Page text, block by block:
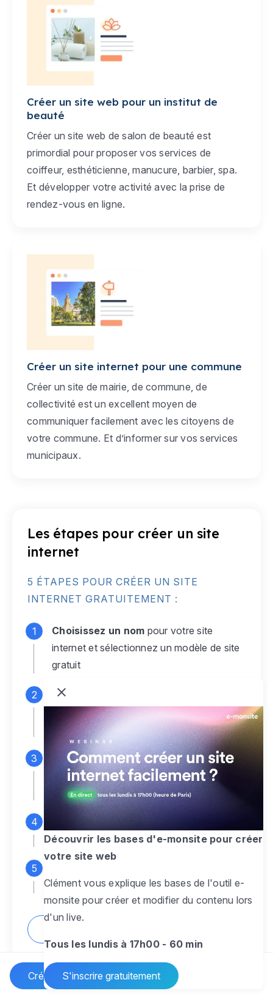
Créer un site Internet
Créer un site web pour un institut de
beauté
Créer un site web de salon de beauté est
primordial pour proposer vos services de
coiffeur, esthéticienne, manucure, barbier, spa.
Et développer votre activité avec la prise de
rendez-vous en ligne.
Créer un site internet pour une commune
Créer un site de mairie, de commune, de
collectivité est un excellent moyen de
communiquer facilement avec les citoyens de
votre commune. Et d’informer sur vos services
municipaux.
Les étapes pour créer un site
internet
5 ÉTAPES POUR CRÉER UN SITE
INTERNET GRATUITEMENT :
Choisissez un nom pour votre site
internet et sélectionnez un modèle de site
gratuit
Connectez-vous
monsite gratuit pour accéder à votre
espace d'administration
Personnalisez entièrement le
designpour créer un site web sur-mesure,
à votre image
Ajoutez des pagessans limite pour
présenter votre activité, votre passion
pour rendre votre site dynamique
Découvrir les bases d'e-monsite pour créer
votre site web
Clément vous explique les bases de l'outil e-
monsite pour créer et modifier du contenu lors
d'un live.
Tous les lundis à 17h00 - 60 min
S'inscrire gratuitement